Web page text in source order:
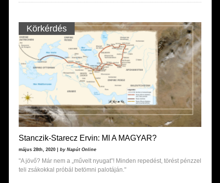
Körkérdés
Stanczik-Starecz Ervin: MI A MAGYAR?
május 28th, 2020 | by Napút Online
"A jövő? Már nem a „művelt nyugat”! Minden repedést, törést pénzzel
teli zsákokkal próbál betömni palotáján."